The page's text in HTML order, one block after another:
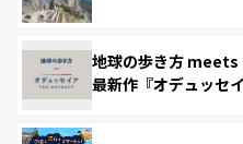
地球の歩き方 meets
最新作『オデュッセイ